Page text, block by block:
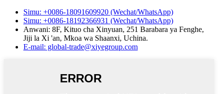
Simu: +0086-18091609920 (Wechat/WhatsApp)
Simu: +0086-18192366931 (Wechat/WhatsApp)
Anwani: 8F, Kituo cha Xinyuan, 251 Barabara ya Fenghe,
Jiji la Xi 'an, Mkoa wa Shaanxi, Uchina.
E-mail: global-trade@xiyegroup.com